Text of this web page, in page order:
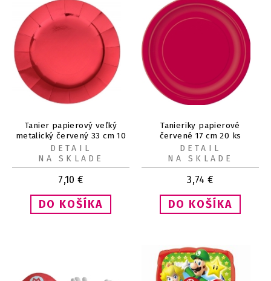
Tanier papierový veľký
metalický červený 33 cm 10
ks
7,10 €
DETAIL
NA SKLADE
Tanieriky papierové
červené 17 cm 20 ks
3,74 €
DETAIL
NA SKLADE